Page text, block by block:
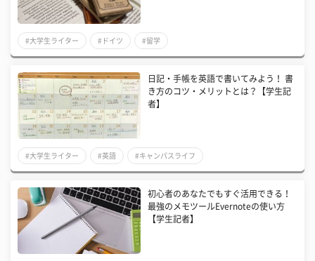
#大学生ライター #ドイツ #留学
日記・手帳を英語で書いてみよう！ 書
き方のコツ・メリットとは？【学生記
者】
#大学生ライター #英語 #キャンパスライフ
初心者のあなたでもすぐ活用できる！
最強のメモツールEvernoteの使い方
【学生記者】